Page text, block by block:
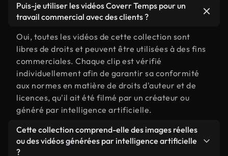
Puis-je utiliser les vidéos Coverr Temps pour un
travail commercial avec des clients ?
Oui, toutes les vidéos de cette collection sont
libres de droits et peuvent être utilisées à des fins
commerciales. Chaque clip est vérifié
individuellement afin de garantir sa conformité
aux normes en matière de droits d'auteur et de
licences, qu'il ait été filmé par un créateur ou
généré par intelligence artificielle.
Cette collection comprend-elle des images réelles
ou des vidéos générées par intelligence artificielle
?